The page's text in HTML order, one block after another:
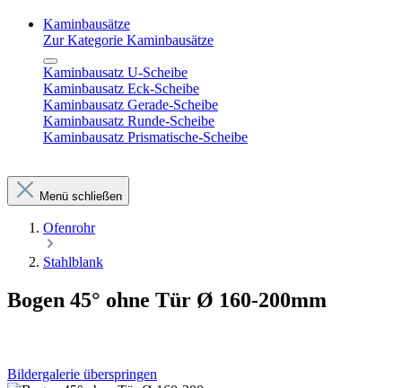
Kaminbausätze
Zur Kategorie Kaminbausätze
Kaminbausatz U-Scheibe
Kaminbausatz Eck-Scheibe
Kaminbausatz Gerade-Scheibe
Kaminbausatz Runde-Scheibe
Kaminbausatz Prismatische-Scheibe
Menü schließen
Ofenrohr
Stahlblank
Bogen 45° ohne Tür Ø 160-200mm
Bildergalerie überspringen